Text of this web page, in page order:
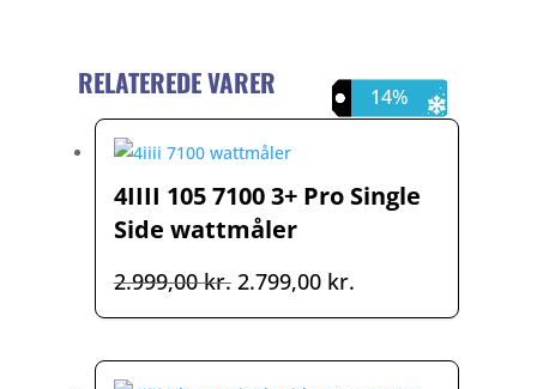
RELATEREDE VARER 7%
4IIII 105 7100 3+ Pro Single
Side wattmåler
2.999,00kr. Den
oprindelige
2.799,00 kr.Den
aktuelle
13%
14%